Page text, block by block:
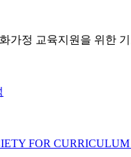
정 교육지원을 위한 기
FOR